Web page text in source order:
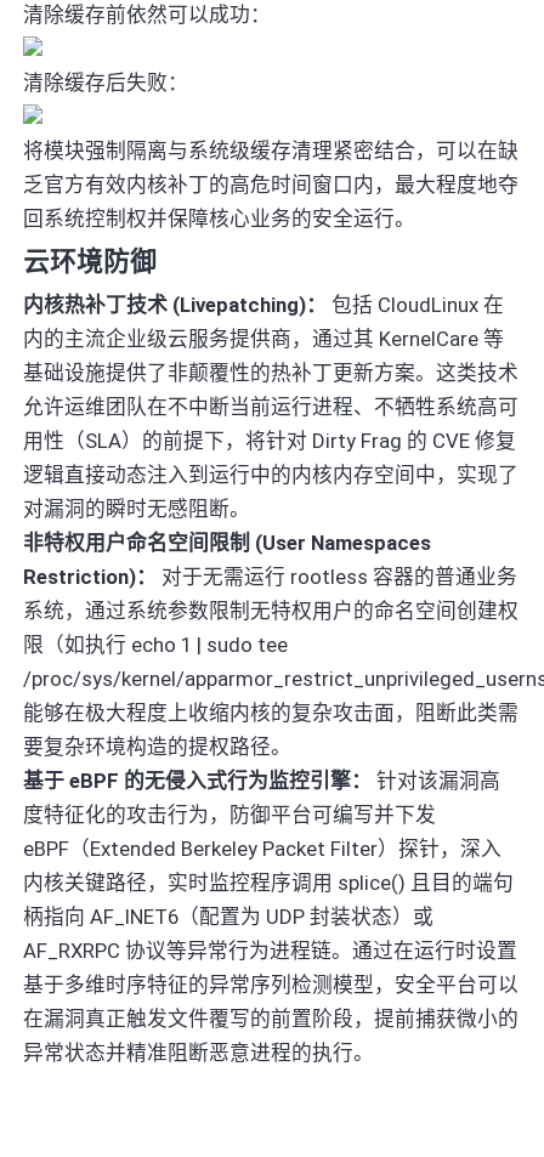
清除缓存前依然可以成功：
清除缓存后失败：
将模块强制隔离与系统级缓存清理紧密结合，可以在缺
乏官方有效内核补丁的高危时间窗口内，最大程度地夺
回系统控制权并保障核心业务的安全运行。
云环境防御
内核热补丁技术 (Livepatching)：
包括 CloudLinux 在
内的主流企业级云服务提供商，通过其 KernelCare 等
基础设施提供了非颠覆性的热补丁更新方案。这类技术
允许运维团队在不中断当前运行进程、不牺牲系统高可
用性（SLA）的前提下，将针对 Dirty Frag 的 CVE 修复
逻辑直接动态注入到运行中的内核内存空间中，实现了
对漏洞的瞬时无感阻断。
非特权用户命名空间限制 (User Namespaces
Restriction)：
对于无需运行 rootless 容器的普通业务
系统，通过系统参数限制无特权用户的命名空间创建权
限（如执行 echo 1 | sudo tee
/proc/sys/kernel/
能够在极大程度上收缩内核的复杂攻击面，阻断此类需
要复杂环境构造的提权路径。
基于 eBPF 的无侵入式行为监控引擎：
针对该漏洞高
度特征化的攻击行为，防御平台可编写并下发
eBPF（Extended Berkeley Packet Filter）探针，深入
内核关键路径，实时监控程序调用 splice() 且目的端句
柄指向 AF_INET6（配置为 UDP 封装状态）或
AF_RXRPC 协议等异常行为进程链。通过在运行时设置
基于多维时序特征的异常序列检测模型，安全平台可以
在漏洞真正触发文件覆写的前置阶段，提前捕获微小的
异常状态并精准阻断恶意进程的执行。